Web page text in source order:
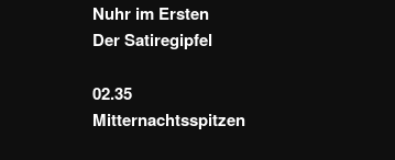
Nuhr im Ersten
Der Satiregipfel
02.35
Mitternachtsspitzen